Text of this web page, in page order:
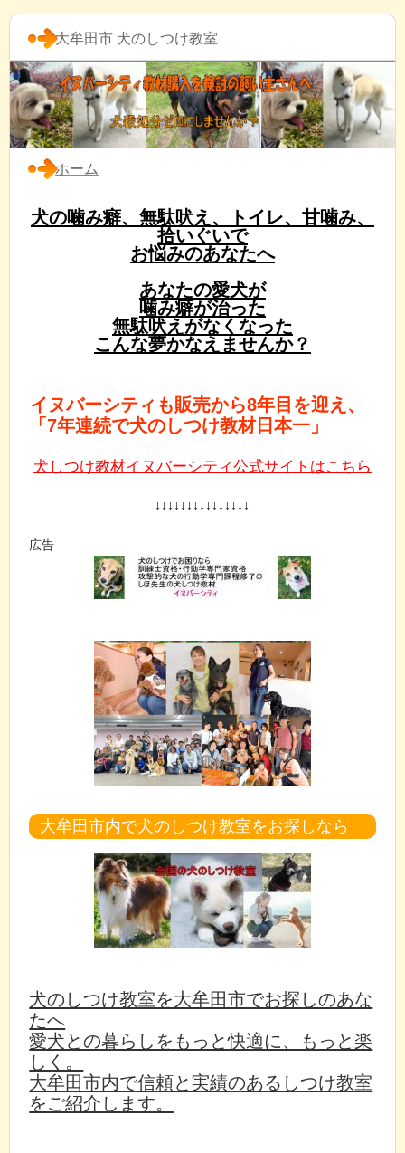
大牟田市 犬のしつけ教室
ホーム
犬の噛み癖、無駄吠え、トイレ、甘噛み、
拾いぐいで
お悩みのあなたへ
あなたの愛犬が
噛み癖が治った
無駄吠えがなくなった
こんな夢かなえませんか？
イヌバーシティも販売から8年目を迎え、
「7年連続で犬のしつけ教材日本一」
犬しつけ教材イヌバーシティ公式サイトはこちら
↓↓↓↓↓↓↓↓↓↓↓↓↓↓↓
広告
大牟田市内で犬のしつけ教室をお探しなら
犬のしつけ教室を大牟田市でお探しのあな
たへ
愛犬との暮らしをもっと快適に、もっと楽
しく。
大牟田市内で信頼と実績のあるしつけ教室
をご紹介します。